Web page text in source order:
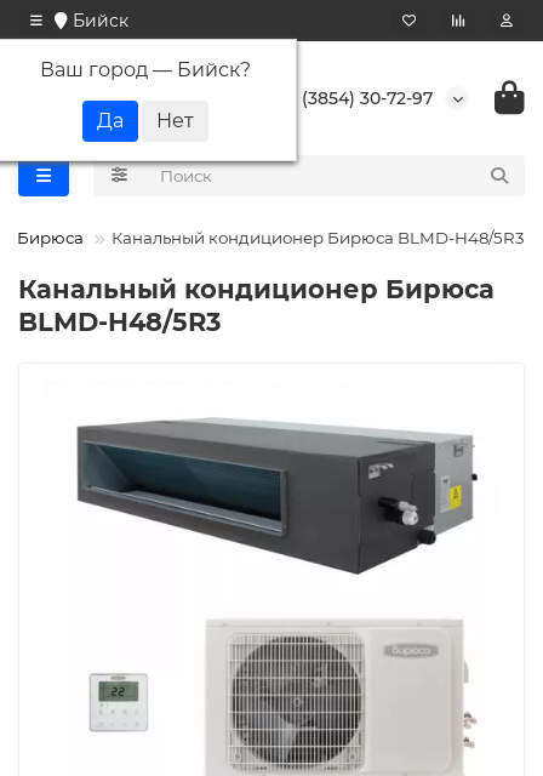
Бийск
Ваш город — Бийск?
+7 (3854) 30-72-97
Бирюса Канальный кондиционер Бирюса BLMD-H48/5R3
Канальный кондиционер Бирюса
BLMD-H48/5R3